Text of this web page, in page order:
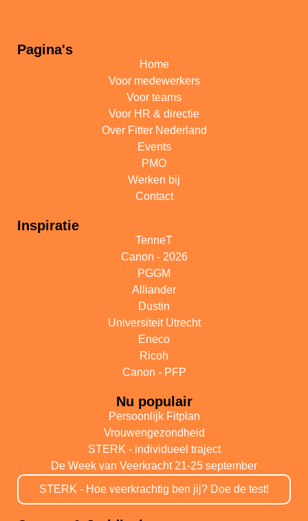
Pagina's
Home
Voor medewerkers
Voor teams
Voor HR & directie
Over Fitter Nederland
Events
PMO
Werken bij
Contact
Inspiratie
TenneT
Canon - 2026
PGGM
Alliander
Dustin
Universiteit Utrecht
Eneco
Ricoh
Canon - PFP
Nu populair
Persoonlijk Fitplan
Vrouwengezondheid
STERK - individueel traject
De Week van Veerkracht 21-25 september
STERK - Hoe veerkrachtig ben jij? Doe de test!